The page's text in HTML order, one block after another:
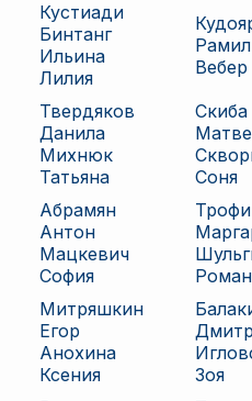
Кустиади
Бинтанг
Ильина
Лилия
Твердяков
Данила
Михнюк
Татьяна
Скиба
Соня
Абрамян
Антон
Мацкевич
София
Роман
Митряшкин
Егор
Анохина
Ксения
Зоя